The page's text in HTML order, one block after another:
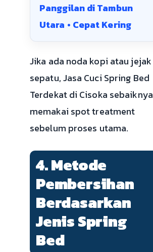
Panggilan di Tambun
Utara • Cepat Kering
Jika ada noda kopi atau jejak
sepatu, Jasa Cuci Spring Bed
Terdekat di Cisoka sebaiknya
memakai spot treatment
sebelum proses utama.
4. Metode
Pembersihan
Berdasarkan
Jenis Spring
Bed